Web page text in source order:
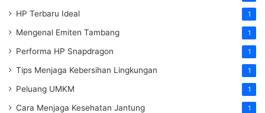
HP Terbaru Ideal 1
Mengenal Emiten Tambang 1
Performa HP Snapdragon 1
Tips Menjaga Kebersihan Lingkungan 1
Peluang UMKM 1
Cara Menjaga Kesehatan Jantung 1